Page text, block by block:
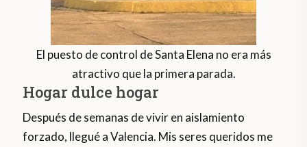
El puesto de control de Santa Elena no era más
atractivo que la primera parada.
Hogar dulce hogar
Después de semanas de vivir en aislamiento
forzado, llegué a Valencia. Mis seres queridos me